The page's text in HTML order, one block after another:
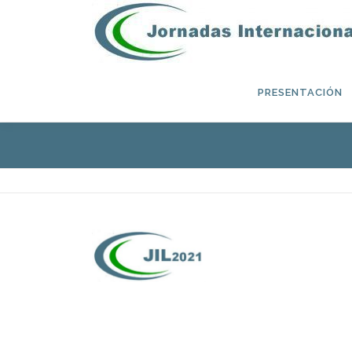
PRESENTACIÓN